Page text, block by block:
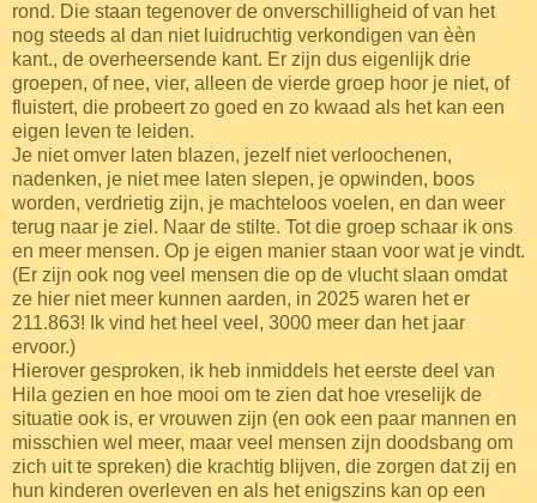
rond. Die staan tegenover de onverschilligheid of van het
nog steeds al dan niet luidruchtig verkondigen van èèn
kant., de overheersende kant. Er zijn dus eigenlijk drie
groepen, of nee, vier, alleen de vierde groep hoor je niet, of
fluistert, die probeert zo goed en zo kwaad als het kan een
eigen leven te leiden.
Je niet omver laten blazen, jezelf niet verloochenen,
nadenken, je niet mee laten slepen, je opwinden, boos
worden, verdrietig zijn, je machteloos voelen, en dan weer
terug naar je ziel. Naar de stilte. Tot die groep schaar ik ons
en meer mensen. Op je eigen manier staan voor wat je vindt.
(Er zijn ook nog veel mensen die op de vlucht slaan omdat
ze hier niet meer kunnen aarden, in 2025 waren het er
211.863! Ik vind het heel veel, 3000 meer dan het jaar
ervoor.)
Hierover gesproken, ik heb inmiddels het eerste deel van
Hila gezien en hoe mooi om te zien dat hoe vreselijk de
situatie ook is, er vrouwen zijn (en ook een paar mannen en
misschien wel meer, maar veel mensen zijn doodsbang om
zich uit te spreken) die krachtig blijven, die zorgen dat zij en
hun kinderen overleven en als het enigszins kan op een